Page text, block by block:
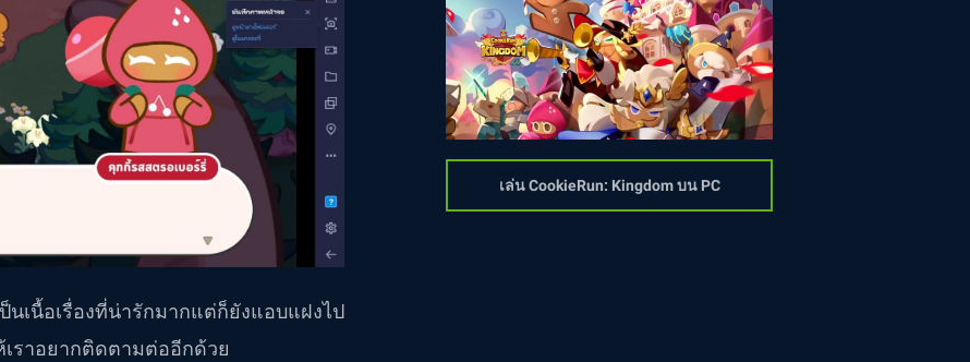
นเนื้อเรื่องที่น่ารักมากแต่ก็ยังแอบแฝงไป
ราอยากติดตามต่ออีกด้วย
เล่น CookieRun: Kingdom บน PC